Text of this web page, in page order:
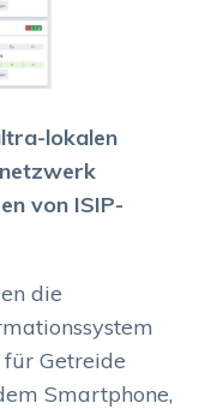
lokalen
von ISIP-
die
Getreide
Smartphone,